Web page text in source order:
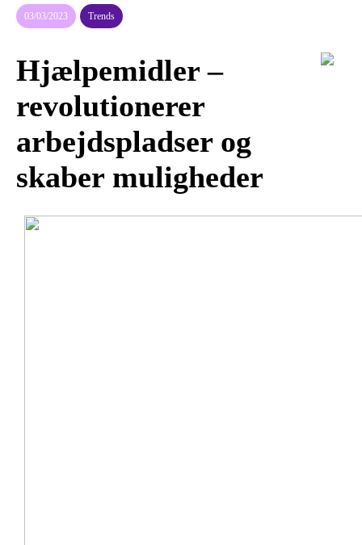
03/03/2023 Trends
Hjælpemidler –
revolutionerer
arbejdspladser og
skaber muligheder